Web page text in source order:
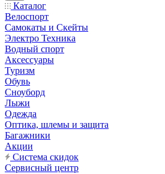
Каталог
Велоспорт
Самокаты и Скейты
Электро Техника
Водный спорт
Аксессуары
Туризм
Обувь
Сноуборд
Лыжи
Одежда
Оптика, шлемы и защита
Багажники
Акции
Система скидок
Сервисный центр